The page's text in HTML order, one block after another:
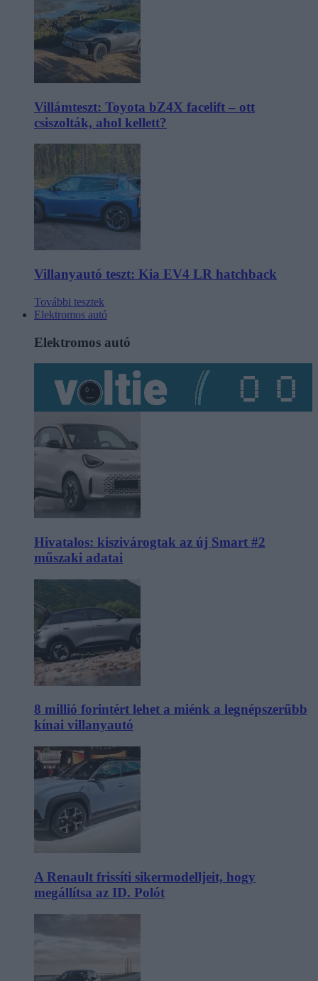
Villámteszt: Toyota bZ4X facelift – ott
csiszolták, ahol kellett?
Villanyautó teszt: Kia EV4 LR hatchback
További tesztek
Elektromos autó
Elektromos autó
Hivatalos: kiszivárogtak az új Smart #2
műszaki adatai
8 millió forintért lehet a miénk a legnépszerűbb
kínai villanyautó
A Renault frissíti sikermodelljeit, hogy
megállítsa az ID. Polót